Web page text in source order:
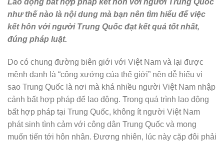
Lao động bất hợp pháp kết hôn với người Trung Quốc
như thế nào là nội dung mà bạn nên tìm hiểu để việc
kết hôn với người Trung Quốc đạt kết quả tốt nhất,
đúng pháp luật.
Do có chung đường biên giới với Việt Nam và lại được
mệnh danh là “công xưởng của thế giới” nên dễ hiểu vì
sao Trung Quốc là nơi mà khá nhiều người Việt Nam nhập
cảnh bất hợp pháp để lao động. Trong quá trình lao động
bất hợp pháp tại Trung Quốc, không ít người Việt Nam
phát sinh tình cảm với công dân Trung Quốc và mong
muốn tiến tới hôn nhân. Đương nhiên, lúc này cặp đôi phải